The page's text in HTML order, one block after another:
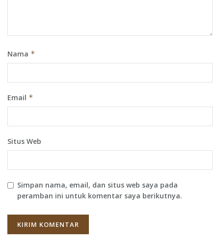
Nama *
Email *
Situs Web
Simpan nama, email, dan situs web saya pada
peramban ini untuk komentar saya berikutnya.